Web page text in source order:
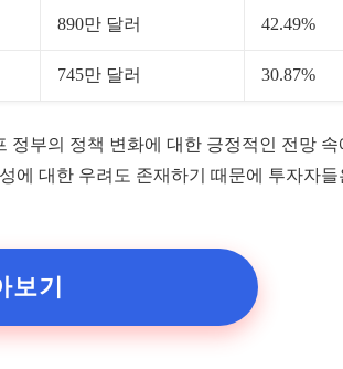
890만 달러 42.49%
745만 달러 30.87%
부의 정책 변화에 대한 긍정적인 전망 속
에 대한 우려도 존재하기 때문에 투자자들
기